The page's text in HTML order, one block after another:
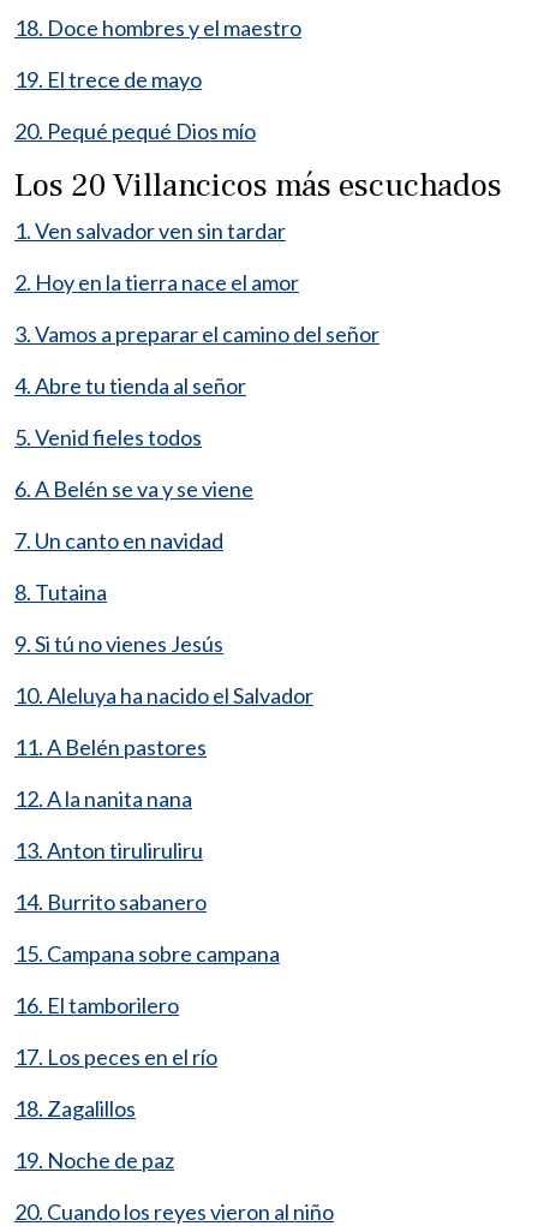
18. Doce hombres y el maestro
19. El trece de mayo
20. Pequé pequé Dios mío
Los 20 Villancicos más escuchados
1. Ven salvador ven sin tardar
2. Hoy en la tierra nace el amor
3. Vamos a preparar el camino del señor
4. Abre tu tienda al señor
5. Venid fieles todos
6. A Belén se va y se viene
7. Un canto en navidad
8. Tutaina
9. Si tú no vienes Jesús
10. Aleluya ha nacido el Salvador
11. A Belén pastores
12. A la nanita nana
13. Anton tiruliruliru
14. Burrito sabanero
15. Campana sobre campana
16. El tamborilero
17. Los peces en el río
18. Zagalillos
19. Noche de paz
20. Cuando los reyes vieron al niño